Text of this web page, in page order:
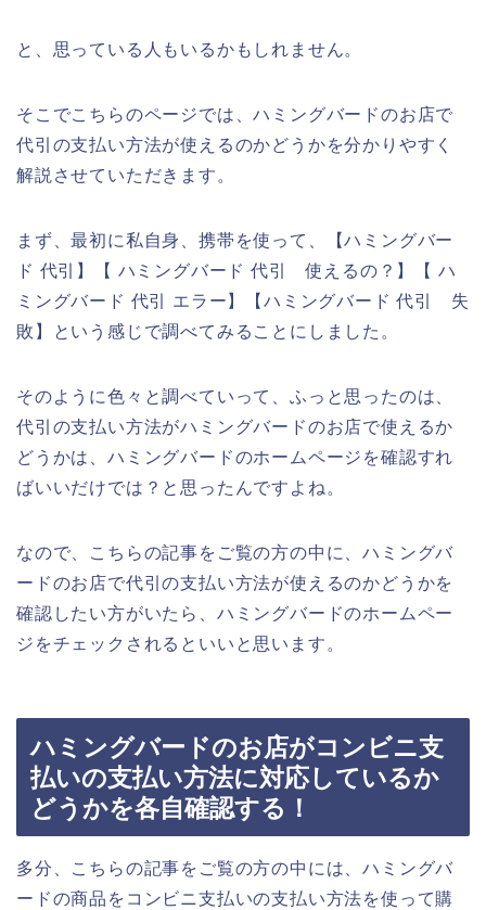
と、思っている人もいるかもしれません。
そこでこちらのページでは、ハミングバードのお店で
代引の支払い方法が使えるのかどうかを分かりやすく
解説させていただきます。
まず、最初に私自身、携帯を使って、【ハミングバー
ド 代引】【 ハミングバード 代引 使えるの？】【 ハ
ミングバード 代引 エラー】【ハミングバード 代引 失
敗】という感じで調べてみることにしました。
そのように色々と調べていって、ふっと思ったのは、
代引の支払い方法がハミングバードのお店で使えるか
どうかは、ハミングバードのホームページを確認すれ
ばいいだけでは？と思ったんですよね。
なので、こちらの記事をご覧の方の中に、ハミングバ
ードのお店で代引の支払い方法が使えるのかどうかを
確認したい方がいたら、ハミングバードのホームペー
ジをチェックされるといいと思います。
ハミングバードのお店がコンビニ支
払いの支払い方法に対応しているか
どうかを各自確認する！
多分、こちらの記事をご覧の方の中には、ハミングバ
ードの商品をコンビニ支払いの支払い方法を使って購